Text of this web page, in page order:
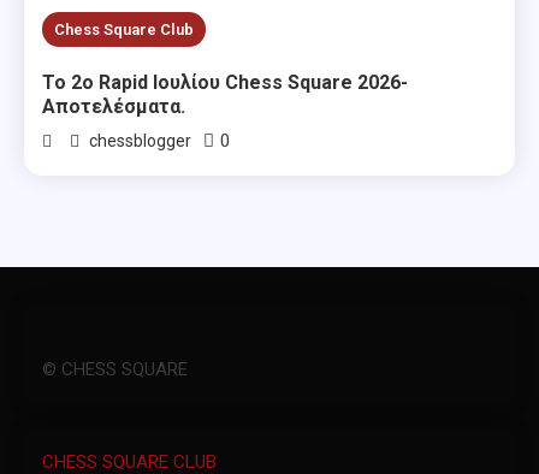
Chess Square Club
Το 2ο Rapid Ιουλίου Chess Square 2026-
Αποτελέσματα.
chessblogger 0
© CHESS SQUARE
CHESS SQUARE CLUB